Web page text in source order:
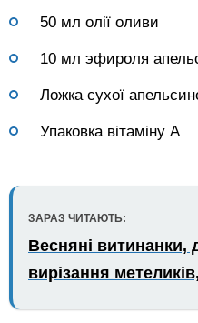
50 мл олії оливи
10 мл эфироля
Ложка сухої
Упаковка вітаміну А
ЗАРАЗ ЧИТАЮТЬ:
Весняні
вирізання